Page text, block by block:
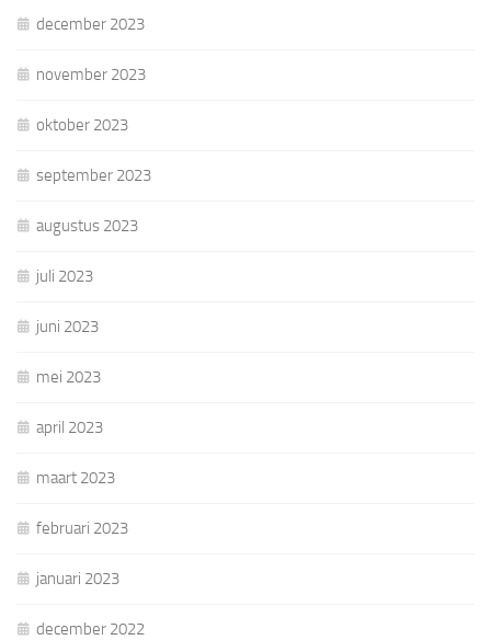
december 2023
november 2023
oktober 2023
september 2023
augustus 2023
juli 2023
juni 2023
mei 2023
april 2023
maart 2023
februari 2023
januari 2023
december 2022